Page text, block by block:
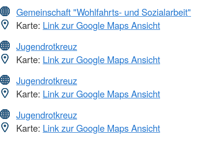
Gemeinschaft "Wohlfahrts- und Sozialarbeit"
Karte: Link zur Google Maps Ansicht
Jugendrotkreuz
Karte: Link zur Google Maps Ansicht
Jugendrotkreuz
Karte: Link zur Google Maps Ansicht
Jugendrotkreuz
Karte: Link zur Google Maps Ansicht